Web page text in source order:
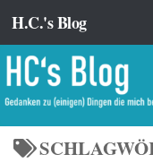
Zum Inhalt springen
H.C.'s Blog